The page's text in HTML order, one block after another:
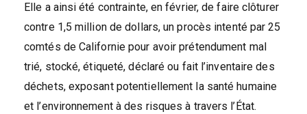
Elle a ainsi été contrainte, en février, de faire clôturer
contre 1,5 million de dollars, un procès intenté par 25
comtés de Californie pour avoir prétendument mal
trié, stocké, étiqueté, déclaré ou fait l’inventaire des
déchets, exposant potentiellement la santé humaine
et l’environnement à des risques à travers l’État.